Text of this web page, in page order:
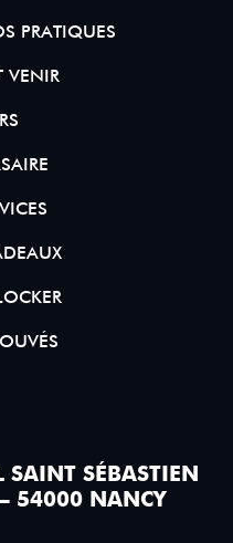
PRATIQUES
VENIR
SAINT SÉBASTIEN
54000 NANCY